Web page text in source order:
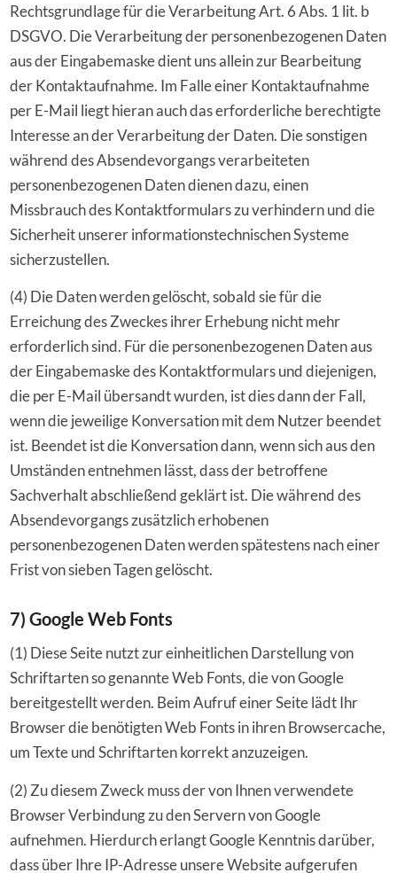
Rechtsgrundlage für die Verarbeitung Art. 6 Abs. 1 lit. b
DSGVO. Die Verarbeitung der personenbezogenen Daten
aus der Eingabemaske dient uns allein zur Bearbeitung
der Kontaktaufnahme. Im Falle einer Kontaktaufnahme
per E-Mail liegt hieran auch das erforderliche berechtigte
Interesse an der Verarbeitung der Daten. Die sonstigen
während des Absendevorgangs verarbeiteten
personenbezogenen Daten dienen dazu, einen
Missbrauch des Kontaktformulars zu verhindern und die
Sicherheit unserer informationstechnischen Systeme
sicherzustellen.
(4) Die Daten werden gelöscht, sobald sie für die
Erreichung des Zweckes ihrer Erhebung nicht mehr
erforderlich sind. Für die personenbezogenen Daten aus
der Eingabemaske des Kontaktformulars und diejenigen,
die per E-Mail übersandt wurden, ist dies dann der Fall,
wenn die jeweilige Konversation mit dem Nutzer beendet
ist. Beendet ist die Konversation dann, wenn sich aus den
Umständen entnehmen lässt, dass der betroffene
Sachverhalt abschließend geklärt ist. Die während des
Absendevorgangs zusätzlich erhobenen
personenbezogenen Daten werden spätestens nach einer
Frist von sieben Tagen gelöscht.
7) Google Web Fonts
(1) Diese Seite nutzt zur einheitlichen Darstellung von
Schriftarten so genannte Web Fonts, die von Google
bereitgestellt werden. Beim Aufruf einer Seite lädt Ihr
Browser die benötigten Web Fonts in ihren Browsercache,
um Texte und Schriftarten korrekt anzuzeigen.
(2) Zu diesem Zweck muss der von Ihnen verwendete
Browser Verbindung zu den Servern von Google
aufnehmen. Hierdurch erlangt Google Kenntnis darüber,
dass über Ihre IP-Adresse unsere Website aufgerufen